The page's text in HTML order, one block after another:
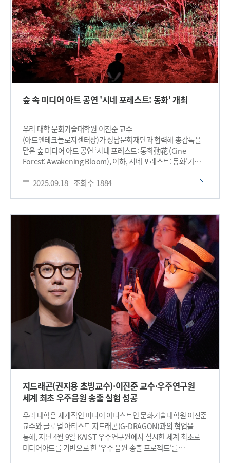
전시되는 가치로 인정받았다는 점에서 의미가 크다. 특히 AI 이후
시대에 예술과 인문학의 역할을 새롭게 묻는 한국의 연구가 국제
공공지식의 장에서 지속적으로 해석될 수 있게 됐다는 점에서도
상징성이 있다. 이진준 교수의 논문 『Empty Garden』은
조선시대 문인들이 마음속에 그리던 ‘의원(意園, 실제가 아닌
마음속에서 상상으로 가꾸는 정원)’ 개념을 현대 디지털 기술로
재해석한 작품이자 연구다. 인공지능(AI)과 데이터가 넘쳐나는
시대에 기술을 넘어 인간의 감각과 기억을 어떻게 되살릴 수
https://ora.ox.ac.uk/objects/uuid:844c3fc4-2a47-46c6-
gardening)’이라는 개념을 제안한다. 이는 데이터를 빠르게
처리하는 대신 정원을 가꾸듯 천천히 다루고 경험하는 방식으로,
효율과 속도를 중시하는 디지털 환경에서 벗어나 인간의 감각과
사유를 회복하려는 새로운 접근이다. 길이 10미터에 달하는 한지
두루마리 형식 또한 이 논문의 중요한 특징이다. 독자는 논문을
읽으며 자연스럽게 이동하게 되고, 동아시아 정원의 ‘거닐기’를
몸으로 경험하게 된다. 즉, 단순히 읽는 것을 넘어 움직이며
느끼고 사유하는 방식으로 설계됐다. 특히 이 논문은 총 9개의
박물관에 정식 구입돼 영구 소장·전시될 예정이다.. 이 논문은
2020년 옥스퍼드대학교 순수미술 철학박사(DPhil) 심사에서
만장일치로 ‘수정 없음(No Corrections)’ 판정을 받으며 학문적
완결성을 인정받았다. 더구나 2년 반만에 마치고 얻은 성취로
900년 역사의 옥스퍼드에서도 극히 드문 사례로 당시에 주목을
받았다. 일반적으로 옥스퍼드대학교 박사논문은 보들리언
도서관(Bodleian Library)에 학술 자료로 등록되지만, 이번
사례는 이와 별개로 박물관이 학위 수여 이후 5년간의 독립적
심의를 거쳐 예술·학술적 가치를 인정하고 구입한 것이다. 생존
작가의 학위 논문이 세계 최고(最古) 대학 박물관의 영구
컬렉션에 포함된 것은 극히 이례적이다. 애쉬몰린 박물관의
엘리스 킹 중국·한국 미술 담당 큐레이터인 셸라 베인커
(Shelagh Vainker) 옥스퍼드 교수는 “이진준 박사의 『Empty
Garden』을 영구 컬렉션으로 소장하게 되어 매우 기쁘다”며
“이 긴 사색적 두루마리는 재료와 기법, 그 안에 담긴 문화적·지적
지식의 폭과 깊이, 그리고 다양한 공간을 제시하는 복합적 구성에
이르기까지 여러 측면에서 새로운 지평을 연다”고 평가했다. 이어
“『Empty Garden』은 애쉬몰린 박물관에 소장된 첫 번째 한국
현대 작가의 작품으로, 전시되지 않을 때에도 사전 예약을 통해
관람할 수 있다”고 덧붙였다. 이진준 교수는 옥스퍼드에서 논문을
집필하던 당시 다리 부상으로 휠체어 생활을 하며 ‘움직임과
멈춤’에 대해 깊이 고민했다고 밝혔다. 그는 “AI 시대에도 예술은
숲 속 미디어 아트 공연 '시네 포레스트: 동화' 개최
우리 대학 문화기술대학원 이진준 교수
(아트앤테크놀로지센터장)가 성남문화재단과 협력해 총감독을
맡은 숲 미디어 아트 공연 ‘시네 포레스트: 동화動花 (Cine
Forest: Awakening Bloom), 이하, 시네 포레스트: 동화’가
매일 저녁 7시 30분 성남 분당 중앙공원야외공연장에서
초대형 프로젝션 매핑(건물이나 숲과 같은 입체적 공간에 영상을
정밀하게 투사하는 기법)을 통해, 도시와 자연, 기술과 인간이
어우러지는 몰입형 공연으로 펼쳐질 예정이다. ‘별이 된
거인’이라는 동화를 모티프로 한 이번 공연은 하늘을 지키던
거인이 눈빛을 잃은 도시의 사람들에게 별빛을 나눠주다가, 결국
거인 스스로 별이 되어버린다는 이야기로 현대인이 잃어버린
순수와 희망에 관한 내용을 담았다. 지난 4월 이진준 교수는
‘굿모닝 미스터 지드래곤’에서 우주 안테나에 프로젝션 매핑
기술을 사용, 인간 내면의 감성적 우주를 들여다보는 작업을
선보인 바 있다. 이번에는 올림픽 개막식 수준에 버금가는
스케일로 초고해상 프로젝션 16대(40,000 ANSI), 고출력
레이저, 스모그 등 다채로운 특수효과 장치를 활용한다. 또한,
연출 과정에는 3차원 가우시안 스플래팅 기술*로 공원의 숲을
스캔한 데이터를 사용했으며, AI 음성 합성, VR 장비를 이용한
시뮬레이션 등 최첨단 기술이 동원되었다. *3차원 가우시안
이미지들을 바탕으로 3D 환경을 표현하고 렌더링하는 기술 또한
시민들의 참여로 이번 공연이 완성된다는 점에서 더욱 의미 깊다.
65명의 오케스트라, AI 에이전트와 함께한 시민 합창단
1,000명의 목소리, 추억의 영화음악이 공간 입체 음향으로 공원
전체를 감싸며, 거인의 목소리와 도시에서 채집된 빛과 소리, 물·
바람·곤충과 같은 자연의 소리로 몰입적인 소리 풍경이
완성된다. 이번 공연은 자연(숲)과 도시(분당 중앙공원), 현실
2025.09.18 조회수 1884
지드래곤(권지용 초빙교수)·이진준 교수·우주연구원
세계 최초 우주음원 송출 실험 성공
우리 대학은 세계적인 미디어 아티스트인 문화기술대학원 이진준
교수와 글로벌 아티스트 지드래곤(G-DRAGON)과의 협업을
통해, 지난 4월 9일 KAIST 우주연구원에서 실시한 세계 최초로
미디어아트를 기반으로 한 '우주 음원 송출 프로젝트'를